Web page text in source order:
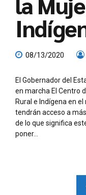
08/13/2020
El Gobernador del
en marcha El Centro
Rural e Indígena en
tendrán acceso a
de lo que significa
poner...